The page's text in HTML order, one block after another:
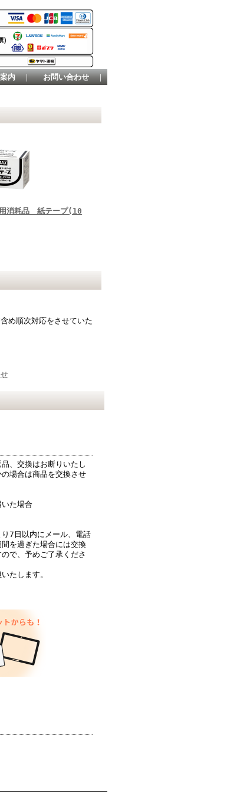
内 ｜ お問い合わせ ｜
用消耗品 紙テープ(10
め順次対応をさせていた
、交換はお断りいたし
場合は商品を交換させ
いた場合
7日以内にメール、電話
を過ぎた場合には交換
で、予めご了承くださ
たします。